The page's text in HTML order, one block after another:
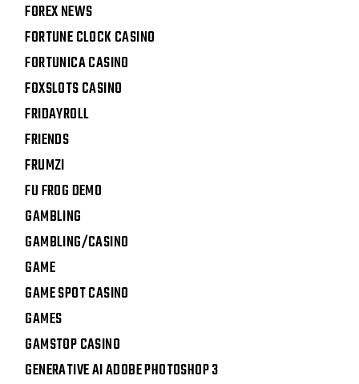
FOREX NEWS
FORTUNE CLOCK CASINO
FORTUNICA CASINO
FOXSLOTS CASINO
FRIDAYROLL
FRIENDS
FRUMZI
FU FROG DEMO
GAMBLING
GAMBLING/CASINO
GAME
GAME SPOT CASINO
GAMES
GAMSTOP CASINO
GENERATIVE AI ADOBE PHOTOSHOP 3